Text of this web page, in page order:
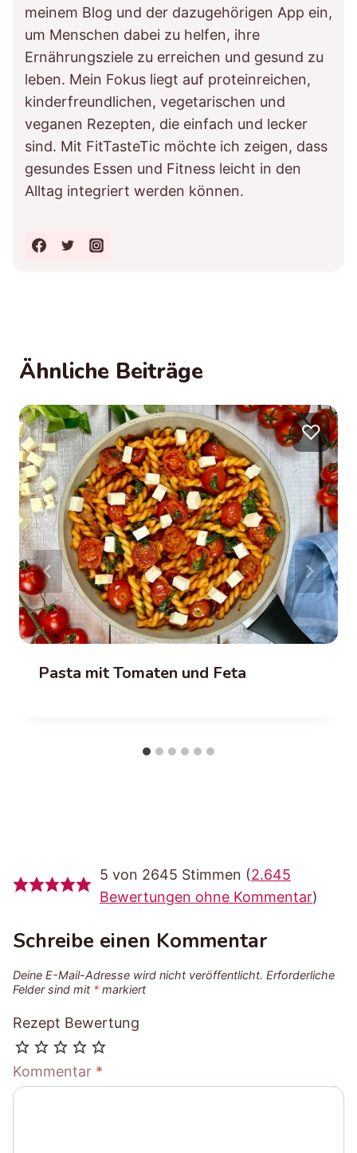
meinem Blog und der dazugehörigen App ein,
um Menschen dabei zu helfen, ihre
Ernährungsziele zu erreichen und gesund zu
leben. Mein Fokus liegt auf proteinreichen,
kinderfreundlichen, vegetarischen und
veganen Rezepten, die einfach und lecker
sind. Mit FitTasteTic möchte ich zeigen, dass
gesundes Essen und Fitness leicht in den
Alltag integriert werden können.
Ähnliche Beiträge
♡
Pasta mit Tomaten und Feta
5 von 2645 Stimmen (2.645
Bewertungen ohne Kommentar)
Schreibe einen Kommentar
Deine E-Mail-Adresse wird nicht veröffentlicht. Erforderliche
Felder sind mit * markiert
Rezept Bewertung
Kommentar *